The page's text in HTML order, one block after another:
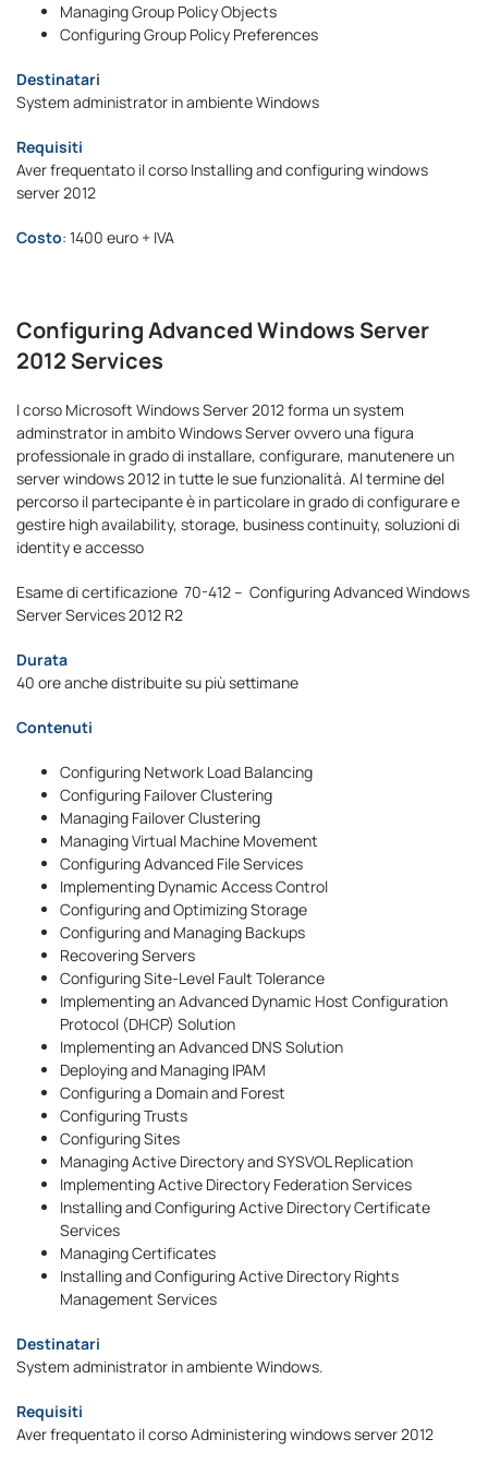
Managing Group Policy Objects
Configuring Group Policy Preferences
Destinatari
System administrator in ambiente Windows
Requisiti
Aver frequentato il corso Installing and configuring windows
server 2012
Costo: 1400 euro + IVA
Configuring Advanced Windows Server
2012 Services
l corso Microsoft Windows Server 2012 forma un system
adminstrator in ambito Windows Server ovvero una figura
professionale in grado di installare, configurare, manutenere un
server windows 2012 in tutte le sue funzionalità. Al termine del
percorso il partecipante è in particolare in grado di configurare e
gestire high availability, storage, business continuity, soluzioni di
identity e accesso
Esame di certificazione 70-412 – Configuring Advanced Windows
Server Services 2012 R2
Durata
40 ore anche distribuite su più settimane
Contenuti
Configuring Network Load Balancing
Configuring Failover Clustering
Managing Failover Clustering
Managing Virtual Machine Movement
Configuring Advanced File Services
Implementing Dynamic Access Control
Configuring and Optimizing Storage
Configuring and Managing Backups
Recovering Servers
Configuring Site-Level Fault Tolerance
Implementing an Advanced Dynamic Host Configuration
Protocol (DHCP) Solution
Implementing an Advanced DNS Solution
Deploying and Managing IPAM
Configuring a Domain and Forest
Configuring Trusts
Configuring Sites
Managing Active Directory and SYSVOL Replication
Implementing Active Directory Federation Services
Installing and Configuring Active Directory Certificate
Services
Managing Certificates
Installing and Configuring Active Directory Rights
Management Services
Destinatari
System administrator in ambiente Windows.
Requisiti
Aver frequentato il corso Administering windows server 2012